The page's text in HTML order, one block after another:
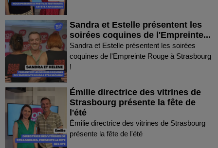
Sandra et Estelle présentent les
soirées coquines de l'Empreinte...
Sandra et Estelle présentent les soirées
coquines de l'Empreinte Rouge à Strasbourg
!
Émilie directrice des vitrines de
Strasbourg présente la fête de
l'été
Émilie directrice des vitrines de Strasbourg
présente la fête de l'été